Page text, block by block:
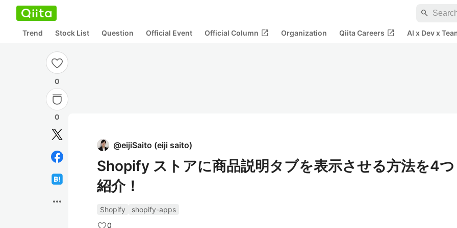
search
Trend Stock List Question Official Event Official Column open_in_new Organization Qiita Careers open_in_new AI x Dev x
0
0
more_horiz
@eijiSaito (eiji saito)
Shopify ストアに商品説明タブを表示させる方法を4つ
紹介！
Shopify
shopify-apps
0